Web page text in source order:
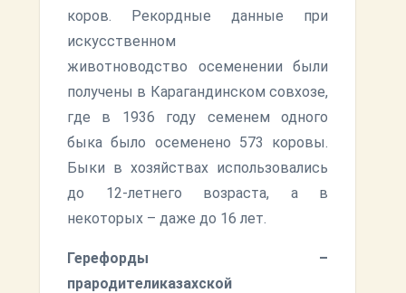
коров. Рекордные данные при
искусственном
животноводство осеменении были
получены в Карагандинском совхозе,
где в 1936 году семенем одного
быка было осеменено 573 коровы.
Быки в хозяйствах использовались
до 12-летнего возраста, а в
некоторых – даже до 16 лет.
Герефорды –
прародителиказахской